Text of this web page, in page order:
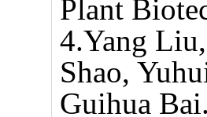
Plant
4.Yang
Shao,
Guihua